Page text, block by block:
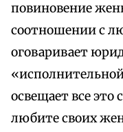
повиновение
соотношении с
оговаривает
освещает все
любите своих